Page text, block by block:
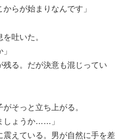
らが始まりなんです」
吐いた。
る。だが決意も混じってい
そっと立ち上がる。
しょうか……」
えている。男が自然に手を差